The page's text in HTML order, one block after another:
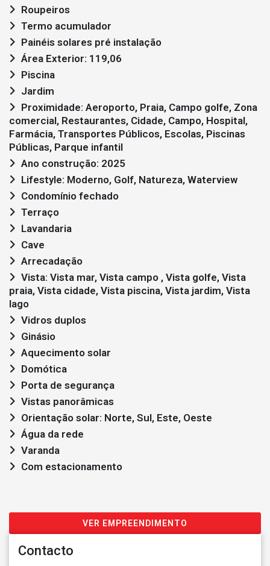
Roupeiros
Termo acumulador
Painéis solares pré instalação
Área Exterior: 119,06
Piscina
Jardim
comercial, Restaurantes, Cidade, Campo, Hospital,
Farmácia, Transportes Públicos, Escolas, Piscinas
Públicas, Parque infantil
Ano construção: 2025
Lifestyle: Moderno, Golf, Natureza, Waterview
Condomínio fechado
Terraço
Lavandaria
Cave
Arrecadação
praia, Vista cidade, Vista piscina, Vista jardim, Vista
lago
Vidros duplos
Ginásio
Aquecimento solar
Domótica
Porta de segurança
Vistas panorâmicas
Orientação solar: Norte, Sul, Este, Oeste
Água da rede
Varanda
Com estacionamento
VER EMPREENDIMENTO
Contacto